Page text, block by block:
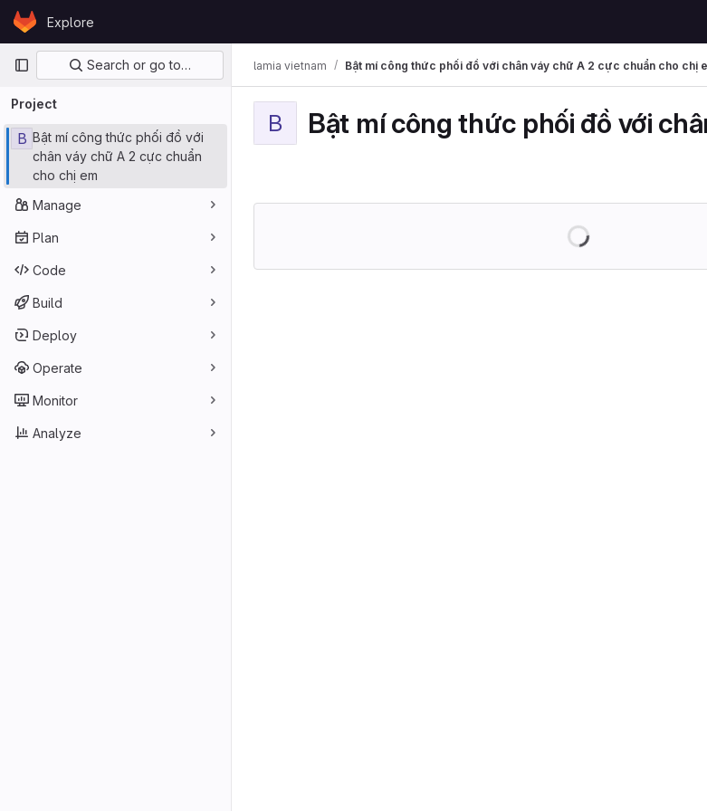
Skip to content
GitLabExplore
Primary navigation
Search or go to…
Project
B Bật mí công thức phối đồ với
chân váy chữ A 2 cực chuẩn
cho chị em
Manage
Plan
Code
Build
Deploy
Operate
Monitor
Analyze
lamia vietnam Bật mí công thức phối đồ với chân váy chữ A 2 cực chuẩn cho chị
B Bật mí công thức phối đồ với